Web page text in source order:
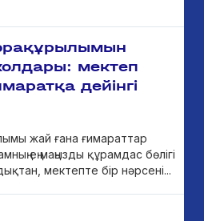
мектеп
дейінгі
жай ғана ғимараттар
ең маңызды құрамдас бөлігі
мектепте бір нәрсені...